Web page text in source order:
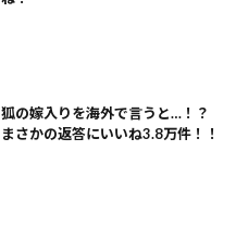
狐の嫁入りを海外で言うと…！？
まさかの返答にいいね3.8万件！！